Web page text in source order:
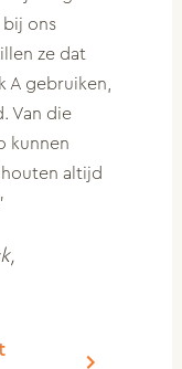
bij ons
ze dat
A gebruiken,
Van die
kunnen
altijd